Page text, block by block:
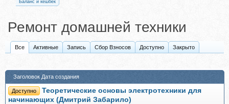
Баланс и кешбек
Ремонт домашней техники
Все Активные Запись Сбор Взносов Доступно Закрыто
Заголовок Дата создания
Доступно
Теоретические основы электротехники для
начинающих (Дмитрий Забарило)